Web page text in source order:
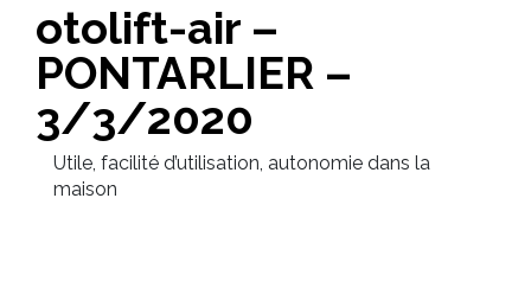
otolift-air –
PONTARLIER –
3/3/2020
Utile, facilité d’utilisation, autonomie dans la
maison